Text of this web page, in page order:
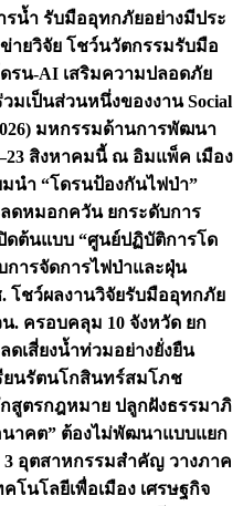
น้ำ รับมืออุทกภัยอย่างมีประ
ายวิจัย โชว์นวัตกรรมรับมือ
รน-AI เสริมความปลอดภัย
มเป็นส่วนหนึ่งของงาน Social
มหกรรมด้านการพัฒนา
สิงหาคมนี้ ณ อิมแพ็ค เมือง
นำ “โดรนป้องกันไฟป่า”
ดหมอกควัน ยกระดับการ
ดต้นแบบ “ศูนย์ปฏิบัติการโด
การจัดการไฟป่าและฝุ่น
โชว์ผลงานวิจัยรับมืออุทกภัย
. ครอบคลุม 10 จังหวัด ยก
ดเสี่ยงน้ำท่วมอย่างยั่งยืน
ยนรัตนโกสินทร์สมโภช
สูตรกฎหมาย ปลูกฝังธรรมาภิ
นาคต” ต้องไม่พัฒนาแบบแยก
3 อุตสาหกรรมสำคัญ วางภาค
นโลยีเพื่อเมือง เศรษฐกิจ